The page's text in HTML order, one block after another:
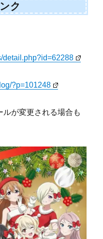
ク
detail.php?id=62288
?p=101248
が変更される場合も